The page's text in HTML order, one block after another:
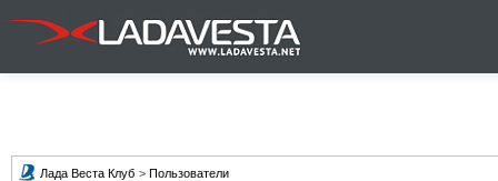
Лада Веста Клуб > Пользователи